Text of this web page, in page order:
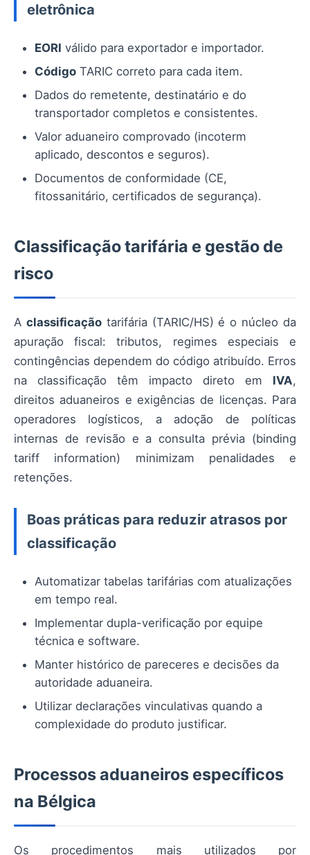
eletrônica
EORI válido para exportador e importador.
Código TARIC correto para cada item.
Dados do remetente, destinatário e do
transportador completos e consistentes.
Valor aduaneiro comprovado (incoterm
aplicado, descontos e seguros).
Documentos de conformidade (CE,
fitossanitário, certificados de segurança).
Classificação tarifária e gestão de
risco
A classificaçãotarifária (TARIC/HS) é o núcleo da
apuração fiscal: tributos, regimes especiais e
contingências dependem do código atribuído. Erros
na classificação têm impacto direto em IVA,
direitos aduaneiros e exigências de licenças. Para
operadores logísticos, a adoção de políticas
internas de revisão e a consulta prévia (binding
tariff information) minimizam penalidades e
retenções.
Boas práticas para reduzir atrasos por
classificação
Automatizar tabelas tarifárias com atualizações
em tempo real.
Implementar dupla-verificação por equipe
técnica e software.
Manter histórico de pareceres e decisões da
autoridade aduaneira.
Utilizar declarações vinculativas quando a
complexidade do produto justificar.
Processos aduaneiros específicos
na Bélgica
Os procedimentos mais utilizados por